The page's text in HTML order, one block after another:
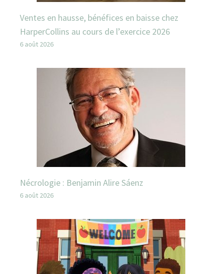
Ventes en hausse, bénéfices en baisse chez
HarperCollins au cours de l’exercice 2026
6 août 2026
Nécrologie : Benjamin Alire Sáenz
6 août 2026